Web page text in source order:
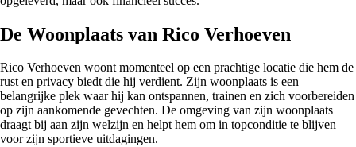
De Woonplaats van Rico Verhoeven
Rico Verhoeven woont momenteel op een prachtige locatie die hem de
rust en privacy biedt die hij verdient. Zijn woonplaats is een
belangrijke plek waar hij kan ontspannen, trainen en zich voorbereiden
op zijn aankomende gevechten. De omgeving van zijn woonplaats
draagt bij aan zijn welzijn en helpt hem om in topconditie te blijven
voor zijn sportieve uitdagingen.